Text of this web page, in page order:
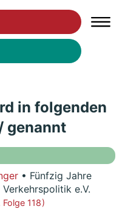
in folgenden
genannt
• Fünfzig Jahre
e.V.
118 )